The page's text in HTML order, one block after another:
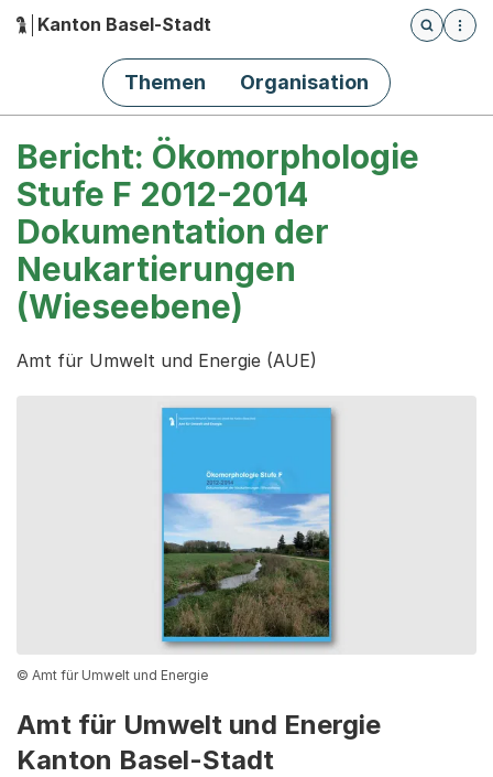
Hauptnavigation
Kanton Basel-Stadt
Öffnet
Themen Organisation
Bericht: Ökomorphologie
Stufe F 2012-2014
Dokumentation der
Neukartierungen
(Wieseebene)
Amt für Umwelt und Energie (AUE)
© Amt für Umwelt und Energie
Amt für Umwelt und Energie
Kanton Basel-Stadt